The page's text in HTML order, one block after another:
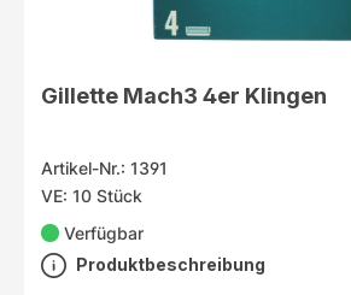
Gillette Mach3 4er Klingen
Artikel-Nr.: 1391
VE: 10 Stück
Verfügbar
Produktbeschreibung